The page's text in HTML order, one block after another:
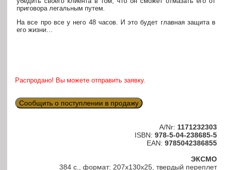
приговора легальным путем.
На все про все у него 48 часов. И это будет главная защита в
его жизни…
Распродано! Вы можете отправить заявку.
Сообщить о поступлении в продажу
A/Nr: 1171232303
ISBN: 978-5-04-238685-5
EAN: 9785042386855
ЭКСМО
384 с., формат: 207x130x25, твердый переплет